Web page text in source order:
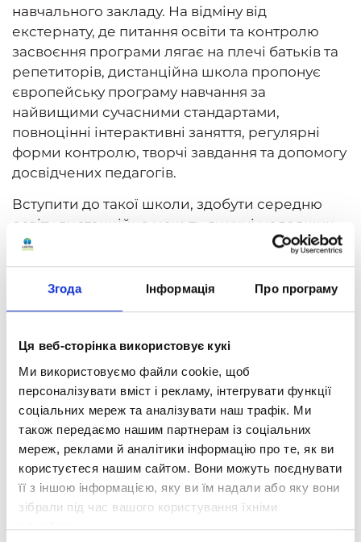
Згода Інформація Про програму
Ця веб-сторінка використовує кукі
Ми використовуємо файли cookie, щоб
персоналізувати вміст і рекламу, інтегрувати функції
соціальних мереж та аналізувати наш трафік. Ми
також передаємо нашим партнерам із соціальних
мереж, реклами й аналітики інформацію про те, як ви
користуєтеся нашим сайтом. Вони можуть поєднувати
її з іншою інформацією, яку ви їм надали або яку вони
зібрали під час вашого користування їхніми
службами.
навчального закладу. На відміну від
екстернату, де питання освіти та контролю
засвоєння програми лягає на плечі батьків та
репетиторів, дистанційна школа пропонує
європейську програму навчання за
найвищими сучасними стандартами,
повноцінні інтерактивні заняття, регулярні
форми контролю, творчі завдання та допомогу
досвідчених педагогів.
Вступити до такої школи, здобути середню
освіту дистанційно можуть як учні молодших,
так і випускних класів, для цього не потрібно
ніяких особливих довідок або підстав (як для
екстернату), тільки бажання батьків та дитини.
учнів старших класів необхідно тільки
свідоцтво про базову середню освіту. Всі
випускники, по завершенню навчання здають
ЗНО і отримують диплом державного зразка.